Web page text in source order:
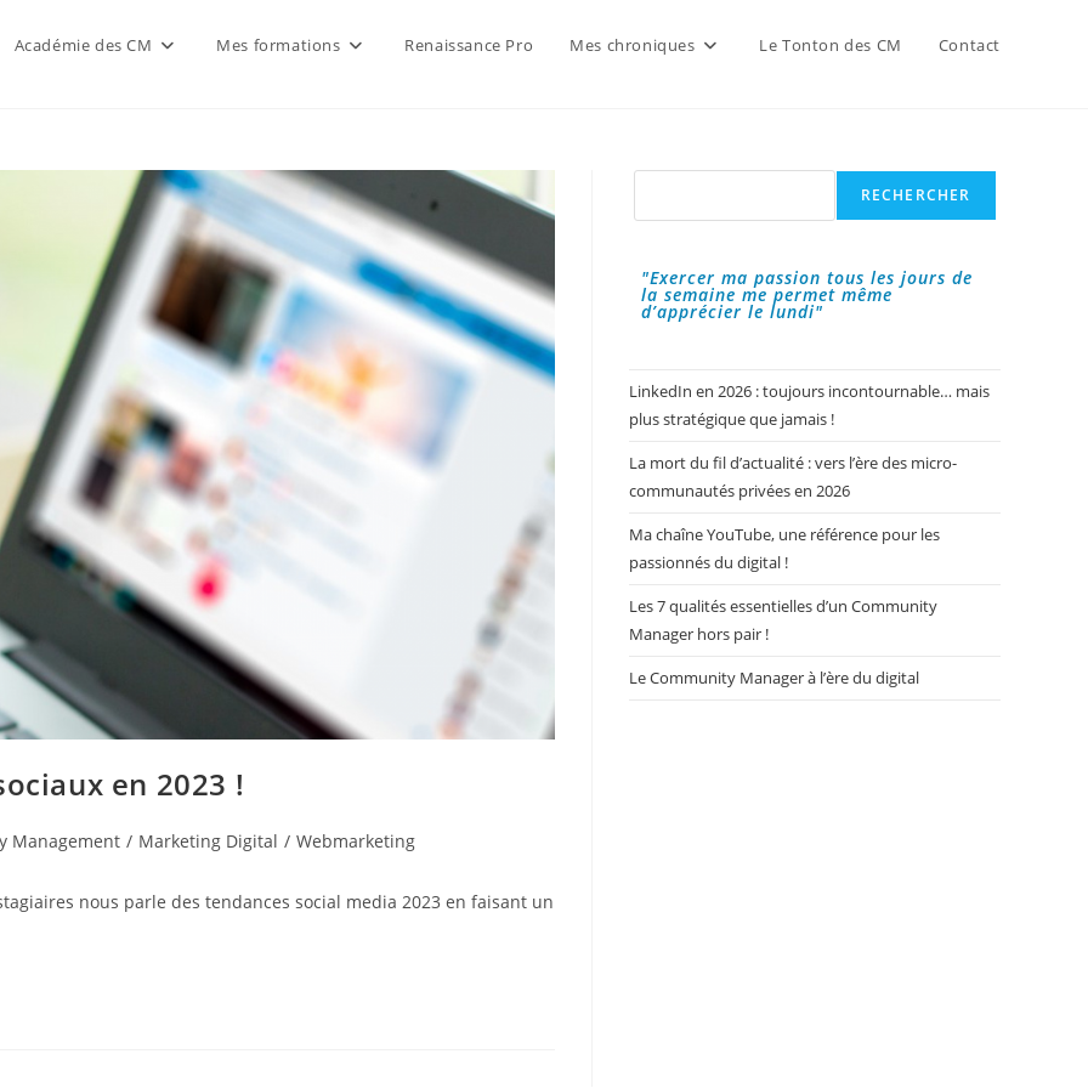
Académie des CM Mes formations Renaissance Pro Mes chroniques Le Tonton des CM Contact
en 2023 !
Management / Marketing Digital / Webmarketing
nous parle des tendances social media 2023 en faisant un
Rechercher
RECHERCHER
"Exercer ma passion tous les jours de
la semaine me permet même
d’apprécier le lundi"
LinkedIn en 2026 : toujours incontournable… mais
plus stratégique que jamais !
La mort du fil d’actualité : vers l’ère des micro-
communautés privées en 2026
Ma chaîne YouTube, une référence pour les
passionnés du digital !
Les 7 qualités essentielles d’un Community
Manager hors pair !
Le Community Manager à l’ère du digital